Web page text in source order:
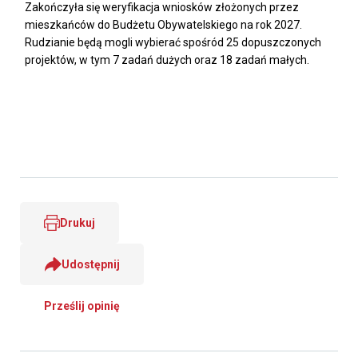
Zakończyła się weryfikacja wniosków złożonych przez
mieszkańców do Budżetu Obywatelskiego na rok 2027.
Rudzianie będą mogli wybierać spośród 25 dopuszczonych
projektów, w tym 7 zadań dużych oraz 18 zadań małych.
Drukuj
Udostępnij
Prześlij opinię